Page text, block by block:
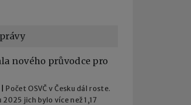
nového průvodce pro
Počet OSVČ v Česku dál roste.
2025 jich bylo více než 1,17